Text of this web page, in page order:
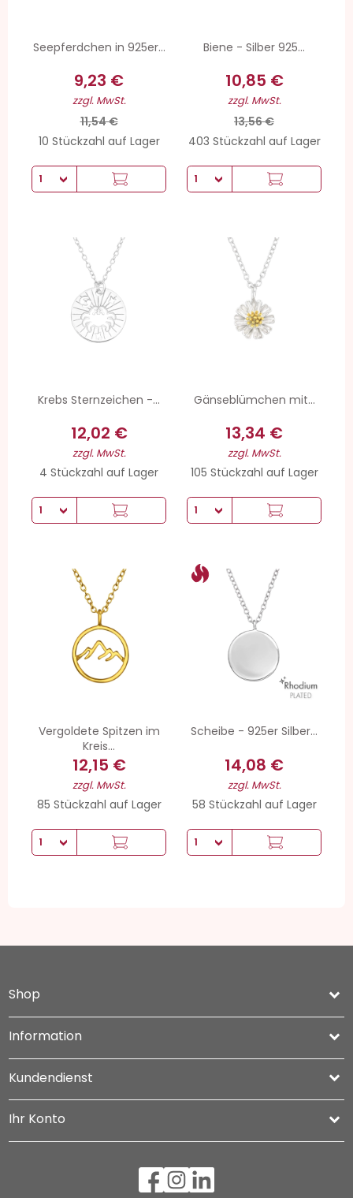
Seepferdchen in 925er...
9,23 €
zzgl. MwSt.
11,54 €
10 Stückzahl auf Lager
Biene - Silber 925...
10,85 €
zzgl. MwSt.
13,56 €
403 Stückzahl auf Lager
Krebs Sternzeichen -...
12,02 €
zzgl. MwSt.
4 Stückzahl auf Lager
Gänseblümchen mit...
13,34 €
zzgl. MwSt.
105 Stückzahl auf Lager
Vergoldete Spitzen im
Kreis...
12,15 €
zzgl. MwSt.
85 Stückzahl auf Lager
Scheibe - 925er Silber...
14,08 €
zzgl. MwSt.
58 Stückzahl auf Lager
Shop keyboard_arrow_down
Information 
Kundendienst 
Ihr Konto 